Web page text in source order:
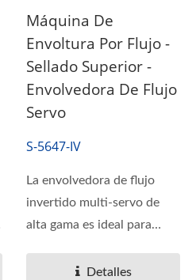
Máquina De
Envoltura Por Flujo -
Sellado Superior -
Envolvedora De Flujo
Servo
S-5647-IV
La envolvedora de flujo
invertido multi-servo de
alta gama es ideal para
Detalles